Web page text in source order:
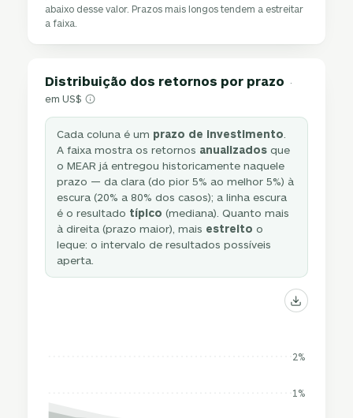
abaixo desse valor. Prazos mais longos tendem a estreitar
a faixa.
Distribuição dos retornos por prazo ·
em US$
Cada coluna é um prazo de investimento
A faixa mostra os retornos anualizados que
o MEAR já entregou historicamente naquele
prazo — da clara (do pior 5% ao melhor 5%) à
escura (20% a 80% dos casos); a linha escura
é o resultado típico (mediana). Quanto mais
à direita (prazo maior), mais estreito o
leque: o intervalo de resultados possíveis
aperta.
1%
2%